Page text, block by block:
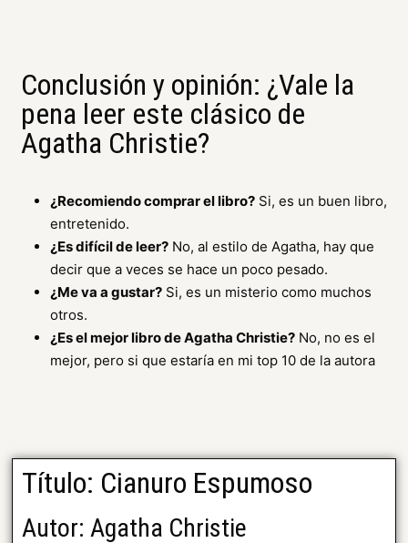
Conclusión y opinión: ¿Vale la
pena leer este clásico de
Agatha Christie?
¿Recomiendo comprar el libro?Si, es un buen libro,
entretenido.
¿Es difícil de leer?No, al estilo de Agatha, hay que
decir que a veces se hace un poco pesado.
¿Me va a gustar?Si, es un misterio como muchos
otros.
¿Es el mejor libro de Agatha Christie?No, no es el
mejor, pero si que estaría en mi top 10 de la autora
Título: Cianuro Espumoso
Autor: Agatha Christie